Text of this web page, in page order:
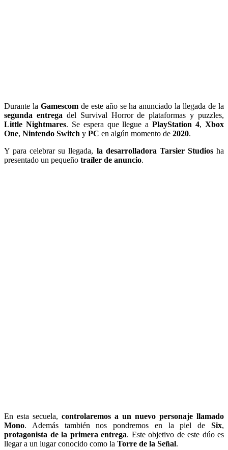
Durante la Gamescomde este año se ha anunciado la llegada de la
segunda entrega del Survival Horror de plataformas y puzzles,
Little Nightmares. Se espera que llegue aPlayStation 4,Xbox
One, Nintendo Switch y PC en algún momento de 2020.
Y para celebrar su llegada, la desarrolladora Tarsier Studiosha
presentado un pequeño traíler de anuncio.
En esta secuela, controlaremos a un nuevo personaje llamado
Mono. Además también nos pondremos en la piel de Six,
protagonista de la primera entrega. Este objetivo de este dúo es
llegar a un lugar conocido como la Torre de la Señal.